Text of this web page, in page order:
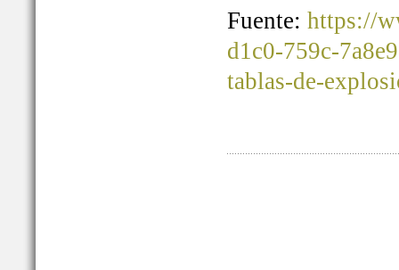
Fuente: https://
d1c0-759c-
tablas-de-